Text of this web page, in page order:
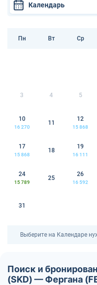
Календарь
Пн Вт Ср
3 4 5
10
16 270
11
12
15 868
17
15 868
18
19
16 111
24
15 789
25
26
16 592
31
Выберите на Календаре
Поиск и
(SKD) — Фергана